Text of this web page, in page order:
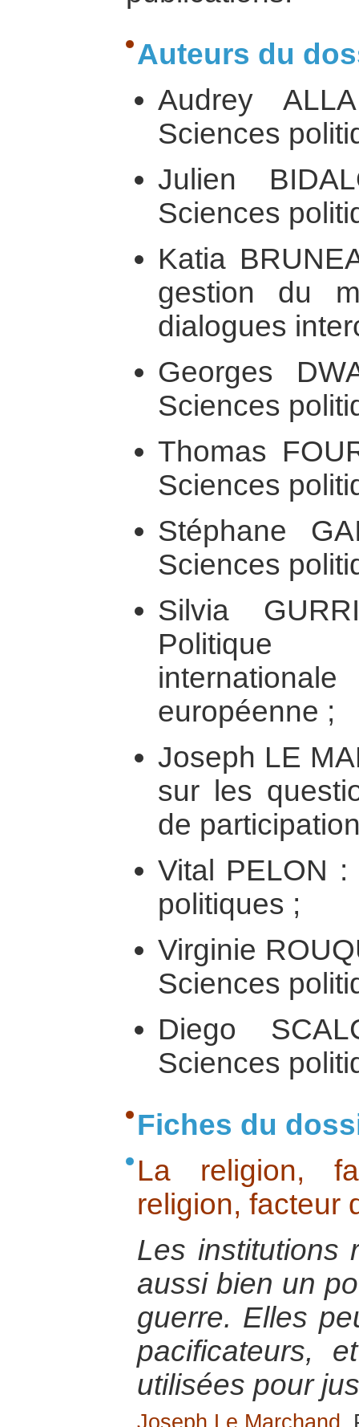
Auteurs du
Audrey
Sciences
Julien
Sciences
Katia
gestion du
dialogues
Georges
Sciences
Thomas
Sciences
Stéphane
Sciences
Silvia
Politique
européenne ;
Joseph LE
sur les
de
Vital PELON
politiques ;
Virginie
Sciences
Diego
Sciences
Fiches du
La religion,
religion, facteur
Les institutions
aussi bien un
guerre. Elles
pacificateurs,
utilisées pour
Joseph Le Marchand